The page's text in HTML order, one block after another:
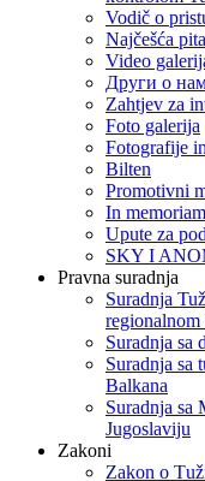
Vodič o
Najčešća
Video
Други о
Zahtjev za
Foto galerija
Fotografije
Bilten
Promotivni
In memoriam
Upute za
SKY I
Pravna suradnja
Suradnja
Suradnja sa
Suradnja sa
Balkana
Suradnja sa
Jugoslaviju
Zakoni
Zakon o